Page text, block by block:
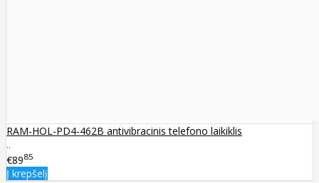
RAM-HOL-PD4-462B antivibracinis telefono laikiklis
..
€8985
Į krepšelį